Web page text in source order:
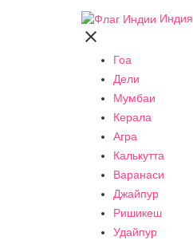
Индия

Гоа
Дели
Мумбаи
Керала
Агра
Калькутта
Варанаси
Джайпур
Ришикеш
Удайпур